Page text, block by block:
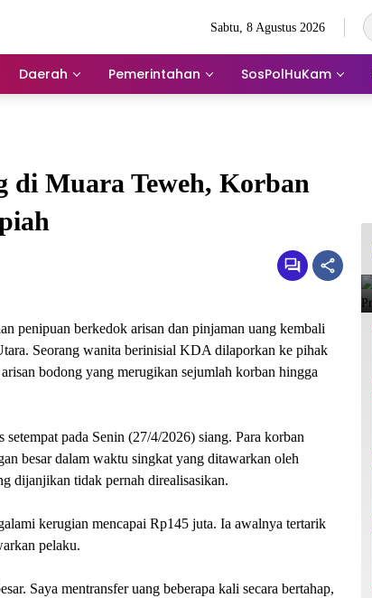
Sabtu, 8 Agustus 2026
Daerah Pemerintahan SosPolHuKam
di Muara Teweh, Korban
penipuan berkedok arisan dan pinjaman uang kembali
Seorang wanita berinisial KDA dilaporkan ke pihak
bodong yang merugikan sejumlah korban hingga
pada Senin (27/4/2026) siang. Para korban
besar dalam waktu singkat yang ditawarkan oleh
dijanjikan tidak pernah direalisasikan.
kerugian mencapai Rp145 juta. Ia awalnya tertarik
pelaku.
Saya mentransfer uang beberapa kali secara bertahap,